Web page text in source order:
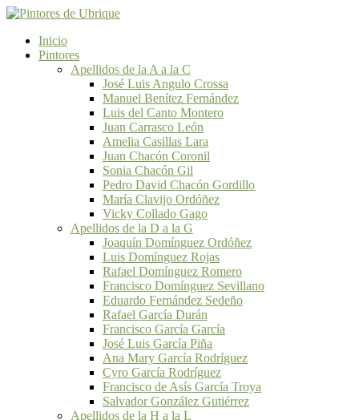
Inicio
Pintores
Apellidos de la A a la C
José Luis Angulo Crossa
Manuel Benítez Fernández
Luis del Canto Montero
Juan Carrasco León
Amelia Casillas Lara
Juan Chacón Coronil
Sonia Chacón Gil
Pedro David Chacón Gordillo
María Clavijo Ordóñez
Vicky Collado Gago
Apellidos de la D a la G
Joaquín Domínguez Ordóñez
Luis Domínguez Rojas
Rafael Domínguez Romero
Francisco Domínguez Sevillano
Eduardo Fernández Sedeño
Rafael García Durán
Francisco García García
José Luis García Piña
Ana Mary García Rodríguez
Cyro García Rodríguez
Francisco de Asís García Troya
Salvador González Gutiérrez
Apellidos de la H a la L